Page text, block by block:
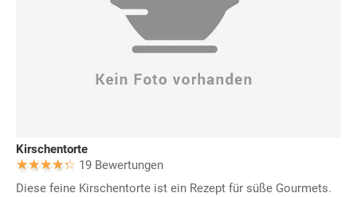
Kirschentorte
19 Bewertungen
Diese feine Kirschentorte ist ein Rezept für süße Gourmets.